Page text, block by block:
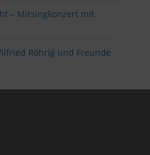
– Mitsingkonzert mit
Röhrig und Freunde